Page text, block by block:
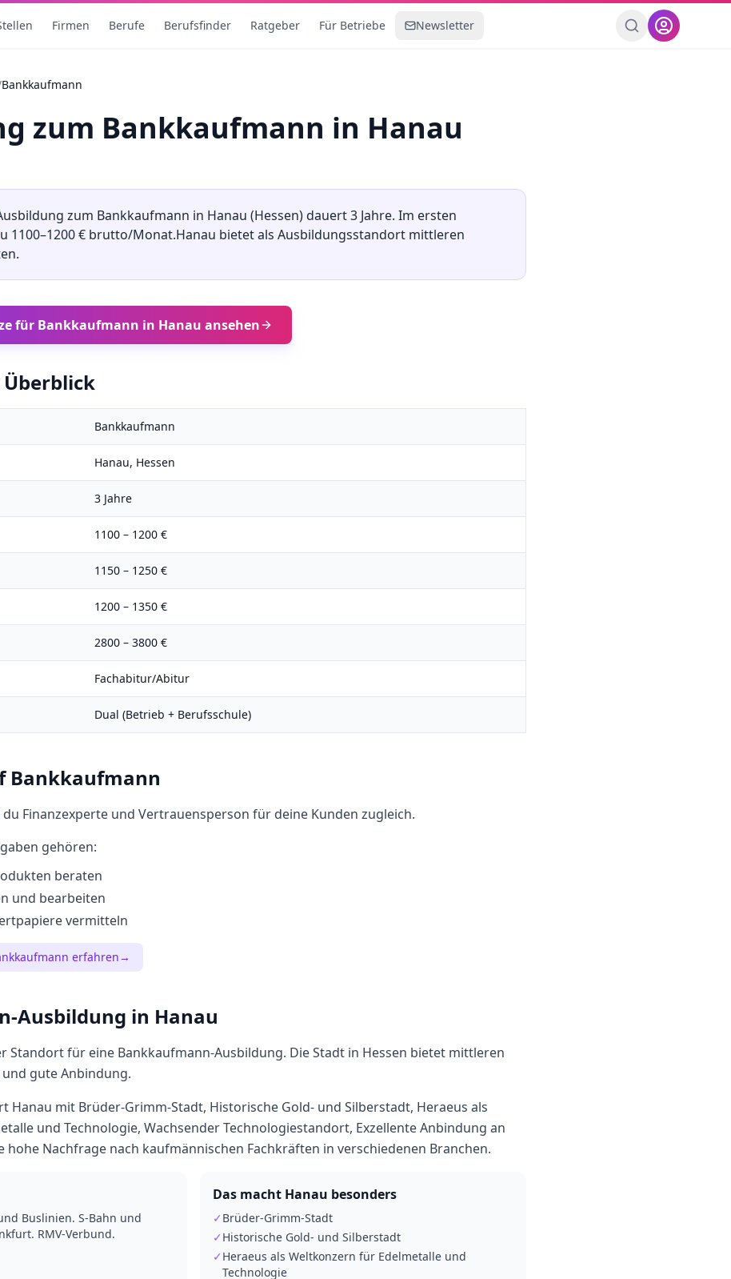
Firmen Berufe Berufsfinder Ratgeber Für Betriebe Newsletter
Bankkaufmann
zum Bankkaufmann in Hanau
zum Bankkaufmann in Hanau (Hessen) dauert3 Jahre. Im ersten
1100–1200€ brutto/Monat.Hanau bietet als Ausbildungsstandort mittleren
für Bankkaufmann in Hanau ansehen
Bankkaufmann
Hanau, Hessen
3 Jahre
1100 – 1200 €
1150 – 1250 €
1200 – 1350 €
2800 – 3800 €
Fachabitur/Abitur
Dual (Betrieb + Berufsschule)
Bankkaufmann
Finanzexperte und Vertrauensperson für deine Kunden zugleich.
gehören:
beraten
und bearbeiten
vermitteln
erfahren→
-Ausbildung in Hanau
Standort für eine Bankkaufmann-Ausbildung. Die Stadt in Hessen bietet mittleren
gute Anbindung.
Hanau mit Brüder-Grimm-Stadt, Historische Gold- und Silberstadt, Heraeus als
und Technologie, Wachsender Technologiestandort, Exzellente Anbindung an
Nachfrage nach kaufmännischen Fachkräften in verschiedenen Branchen.
Buslinien. S-Bahn und
RMV-Verbund.
Das macht Hanau besonders
✓ Brüder-Grimm-Stadt
✓ Historische Gold- und Silberstadt
✓ Heraeus als Weltkonzern für Edelmetalle und
Technologie